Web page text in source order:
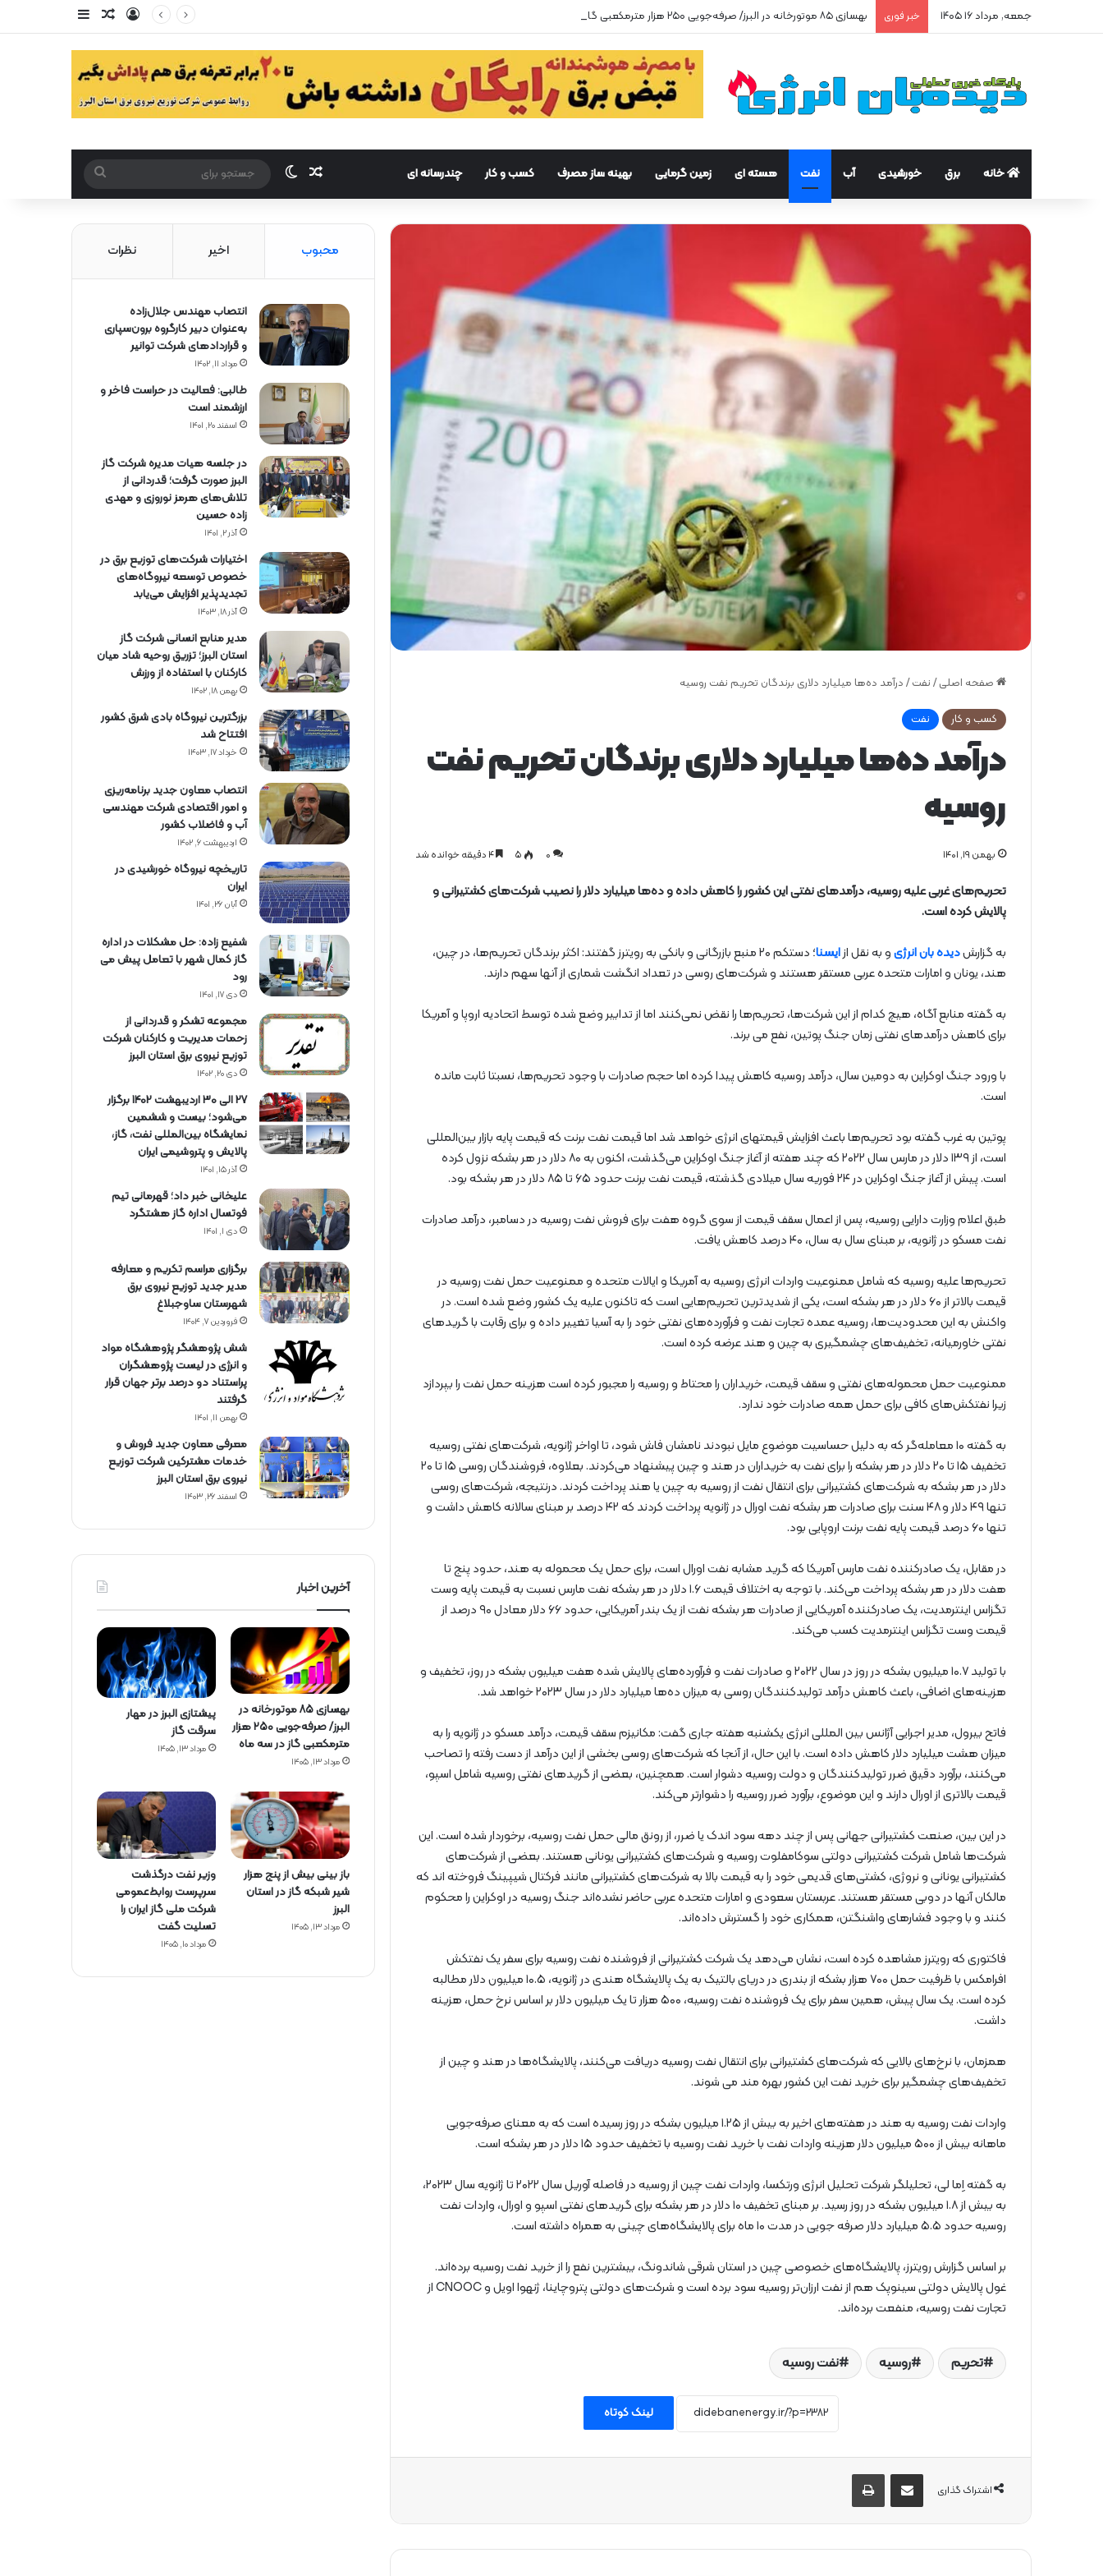
جمعه, مرداد ۱۶ ۱۴۰۵ خبر فوری بهسازی ۸۵ موتورخانه در البرز/ صرفه‌جویی ۲۵۰ هزار مترمکعبی گاز در سه ماه ورود مقاله تصادفی
خانه برق خورشیدی آب نفت هسته ای زمین گرمایی بهینه ساز مصرف کسب و کار چندرسانه ای مقاله تصادفی
تغییر پوست
برای
صفحه اصلی / نفت / درآمد ده‌ها میلیارد دلاری برندگان تحریم نفت روسیه
کسب و کار نفت
درآمد ده‌ها میلیارد دلاری برندگان تحریم نفت
روسیه
بهمن ۱۹, ۱۴۰۱ 0 ۵
تحریم‌های غربی علیه روسیه، درآمدهای نفتی این کشور را کاهش داده و ده‌ها میلیارد دلار را نصیب شرکت‌های کشتیرانی و
پالایش کرده است.
به گزارشدیده بان انرژیو به نقل ازایسنا
؛ دستکم ۲۰ منبع بازرگانی و بانکی به رویترز گفتند: اکثر برندگان تحریم‌ها، در چین،
هند، یونان و امارات متحده عربی مستقر هستند و شرکت‌های روسی در تعداد انگشت شماری از آنها سهم دارند.
به گفته منابع آگاه، هیچ کدام از این شرکت‌ها، تحریم‌ها را نقض نمی‌کنند اما از تدابیر وضع شده توسط اتحادیه اروپا و آمریکا
برای کاهش درآمدهای نفتی زمان جنگ پوتین، نفع می برند.
با ورود جنگ اوکراین به دومین سال، درآمد روسیه کاهش پیدا کرده اما حجم صادرات با وجود تحریم‌ها، نسبتا ثابت مانده
است.
پوتین به غرب گفته بود تحریم‌ها باعث افزایش قیمتهای انرژی خواهد شد اما قیمت نفت برنت که قیمت پایه بازار بین‌المللی
است، از ۱۳۹ دلار در مارس سال ۲۰۲۲ که چند هفته از آغاز جنگ اوکراین می‌گذشت، اکنون به ۸۰ دلار در هر بشکه نزول کرده
است. پیش از آغاز جنگ اوکراین در ۲۴ فوریه سال میلادی گذشته، قیمت نفت برنت حدود ۶۵ تا ۸۵ دلار در هر بشکه بود.
طبق اعلام وزارت دارایی روسیه، پس از اعمال سقف قیمت از سوی گروه هفت برای فروش نفت روسیه در دسامبر، درآمد صادرات
نفت مسکو در ژانویه، بر مبنای سال به سال، ۴۰ درصد کاهش یافت.
تحریم‌ها علیه روسیه که شامل ممنوعیت واردات انرژی روسیه به آمریکا و ایالات متحده و ممنوعیت حمل نفت روسیه در
قیمت بالاتر از ۶۰ دلار در هر بشکه است، یکی از شدیدترین تحریم‌هایی است که تاکنون علیه یک کشور وضع شده است. در
واکنش به این محدودیت‌ها، روسیه عمده تجارت نفت و فرآورده‌های نفتی خود را به آسیا تغییر داده و برای رقابت با گریدهای
نفتی خاورمیانه، تخفیف‌های چشمگیری به چین و هند عرضه کرده است.
ممنوعیت حمل محموله‌های نفتی و سقف قیمت، خریداران را محتاط و روسیه را مجبور کرده است هزینه حمل نفت را بپردازد
زیرا نفتکش‌های کافی برای حمل همه صادرات خود ندارد.
به گفته ۱۰ معامله‌گر که به دلیل حساسیت موضوع مایل نبودند نامشان فاش شود، تا اواخر ژانویه، شرکت‌های نفتی روسیه
تخفیف ۱۵ تا ۲۰ دلار در هر بشکه را برای نفت به خریداران در هند و چین پیشنهاد می‌کردند. بعلاوه، فروشندگان روسی ۱۵ تا ۲۰
دلار در هر بشکه به شرکت‌های کشتیرانی برای انتقال نفت از روسیه به چین یا هند پرداخت کردند. درنتیجه، شرکت‌های روسی
تنها ۴۹ دلار و ۴۸ سنت برای صادرات هر بشکه نفت اورال در ژانویه پرداخت کردند که ۴۲ درصد بر مبنای سالانه کاهش داشت و
تنها ۶۰ درصد قیمت پایه نفت برنت اروپایی بود.
در مقابل، یک صادرکننده نفت مارس آمریکا که گرید مشابه نفت اورال است، برای حمل یک محموله به هند، حدود پنج تا
هفت دلار در هر بشکه پرداخت می‌کند. با توجه به اختلاف قیمت ۱.۶ دلار در هر بشکه نفت مارس نسبت به قیمت پایه وست
تگزاس اینترمدیت، یک صادرکننده آمریکایی از صادرات هر بشکه نفت از یک بندر آمریکایی، حدود ۶۶ دلار معادل ۹۰ درصد از
قیمت وست تگزاس اینترمدیت کسب می‌کند.
با تولید ۱۰.۷ میلیون بشکه در روز در سال ۲۰۲۲ و صادرات نفت و فرآورده‌های پالایش شده هفت میلیون بشکه در روز، تخفیف و
هزینه‌های اضافی، باعث کاهش درآمد تولیدکنندگان روسی به میزان ده‌ها میلیارد دلار در سال ۲۰۲۳ خواهد شد.
فاتح بیرول، مدیر اجرایی آژانس بین المللی انرژی یکشنبه هفته جاری گفت: مکانیزم سقف قیمت، درآمد مسکو در ژانویه را به
میزان هشت میلیارد دلار کاهش داده است. با این حال، از آنجا که شرکت‌های روسی بخشی از این درآمد از دست رفته را تصاحب
می‌کنند، برآورد دقیق ضرر تولیدکنندگان و دولت روسیه دشوار است. همچنین، بعضی از گریدهای نفتی روسیه شامل اسپو،
قیمت بالاتری از اورال دارند و این موضوع، برآورد ضرر روسیه را دشوارتر می‌کند.
در این بین، صنعت کشتیرانی جهانی پس از چند دهه سود اندک یا ضرر، از رونق مالی حمل نفت روسیه، برخوردار شده است. این
شرکت‌ها شامل شرکت کشتیرانی دولتی سوکامفلوت روسیه و شرکت‌های کشتیرانی یونانی هستند. بعضی از شرکت‌های
کشتیرانی یونانی و نروژی، کشتی‌های قدیمی خود را به قیمت بالا به شرکت‌های کشتیرانی مانند فرکتال شیپینگ فروخته اند که
مالکان آنها در دوبی مستقر هستند. عربستان سعودی و امارات متحده عربی حاضر نشده‌اند جنگ روسیه در اوکراین را محکوم
کنند و با وجود فشارهای واشنگتن، همکاری خود را گسترش داده‌اند.
فاکتوری که رویترز مشاهده کرده است، نشان می‌دهد یک شرکت کشتیرانی از فروشنده نفت روسیه برای سفر یک نفتکش
افرامکس با ظرفیت حمل ۷۰۰ هزار بشکه از بندری در دریای بالتیک به یک پالایشگاه هندی در ژانویه، ۱۰.۵ میلیون دلار مطالبه
کرده است. یک سال پیش، همین سفر برای یک فروشنده نفت روسیه، ۵۰۰ هزار تا یک میلیون دلار بر اساس نرخ حمل، هزینه
داشت.
همزمان، با نرخ‌های بالایی که شرکت‌های کشتیرانی برای انتقال نفت روسیه دریافت می‌کنند، پالایشگاه‌ها در هند و چین از
تخفیف‌های چشمگیر برای خرید نفت این کشور بهره مند می شوند.
واردات نفت روسیه به هند در هفته‌های اخیر به بیش از ۱.۲۵ میلیون بشکه در روز رسیده است که به معنای صرفه‌جویی
ماهانه بیش از ۵۰۰ میلیون دلار هزینه واردات نفت با خرید نفت روسیه با تخفیف حدود ۱۵ دلار در هر بشکه است.
به گفته اِما لی، تحلیلگر شرکت تحلیل انرژی ورتکسا، واردات نفت چین از روسیه در فاصله آوریل سال ۲۰۲۲ تا ژانویه سال ۲۰۲۳،
به بیش از ۱.۸ میلیون بشکه در روز رسید. بر مبنای تخفیف ۱۰ دلار در هر بشکه برای گریدهای نفتی اسپو و اورال، واردات نفت
روسیه حدود ۵.۵ میلیارد دلار صرفه جویی در مدت ۱۰ ماه برای پالایشگاه‌های چینی به همراه داشته است.
بر اساس گزارش رویترز، پالایشگاه‌های خصوصی چین در استان شرقی شاندونگ، بیشترین نفع را از خرید نفت روسیه برده‌اند.
غول پالایش دولتی سینوپک هم از نفت ارزان‌تر روسیه سود برده است و شرکت‌های دولتی پتروچاینا، ژنهوا اویل و CNOOC از
تجارت نفت روسیه، منفعت برده‌اند.
تحریم روسیه نفت روسیه
لینک کوتاه
اشتراک گذاری
از طریق ایمیل به اشتراک بگذارید
محبوب اخیر نظرات
انتصاب مهندس جلال‌زاده
به‌عنوان دبیر كارگروه برون‌سپاری
و قراردادهای شركت توانیر
مرداد ۱۱, ۱۴۰۲
طالبی: فعالیت در حراست فاخر و
ارزشمند است
اسفند ۲۰, ۱۴۰۱
در جلسه هیات مدیره شرکت گاز
البرز صورت گرفت؛ قدردانی از
تلاش‌های هرمز نوروزی و مهدی
زاده حسین
آذر ۲, ۱۴۰۱
اختیارات شرکت‌های توزیع برق در
خصوص توسعه نیروگاه‌های
تجدیدپذیر افزایش می‌یابد
آذر ۱۸, ۱۴۰۳
مدیر منابع انسانی شرکت گاز
استان البرز؛ تزریق روحیه شاد میان
کارکنان با استفاده از ورزش
بهمن ۱۸, ۱۴۰۲
بزرگترین نیروگاه بادی شرق کشور
افتتاح شد
خرداد ۱۷, ۱۴۰۳
انتصاب معاون جدید برنامه‌ریزی
و امور اقتصادی شرکت مهندسی
آب و فاضلاب کشور
اردیبهشت ۶, ۱۴۰۲
تاریخچه نیروگاه خورشیدی در
ایران
آبان ۲۶, ۱۴۰۱
شفیع زاده: حل مشکلات در اداره
گاز کمال شهر با تعامل پیش می
رود
دی ۱۷, ۱۴۰۱
مجموعه تشکر و قدردانی از
زحمات مدیریت و کارکنان شرکت
توزیع نیروی برق استان البرز
دی ۲۰, ۱۴۰۲
27 الی 30 اردیبهشت 1402 برگزار
می‌شود؛ بیست و ششمین
نمایشگاه بین‌المللی نفت، گاز،
پالایش و پتروشیمی ایران
آذر ۱۵, ۱۴۰۱
علیخانی خبر داد؛ قهرمانی تیم
فوتسال اداره گاز هشتگرد
دی ۱, ۱۴۰۱
برگزاری مراسم تكریم و معارفه
مدیر جدید توزیع نیروی برق
شهرستان ساوجبلاغ
فروردین ۷, ۱۴۰۴
شش پژوهشگر پژوهشگاه مواد
و انرژی در لیست پژوهشگران
پراستناد دو درصد برتر جهان قرار
گرفتند
بهمن ۱۱, ۱۴۰۱
معرفی معاون جدید فروش و
خدمات مشتركین شركت توزیع
نیروی برق استان البرز
اسفند ۲۶, ۱۴۰۳
آخرین اخبار
بهسازی ۸۵ موتورخانه در
البرز/ صرفه‌جویی ۲۵۰ هزار
مترمکعبی گاز در سه ماه
مرداد ۱۳, ۱۴۰۵
پیشتازی البرز در مهار
سرقت گاز
مرداد ۱۳, ۱۴۰۵
باز بینی بیش از پنج هزار
شیر شبکه گاز در استان
البرز
مرداد ۱۳, ۱۴۰۵
وزیر نفت درگذشت
سرپرست روابط‌عمومی
شرکت ملی گاز ایران را
تسلیت گفت
مرداد ۱۰, ۱۴۰۵